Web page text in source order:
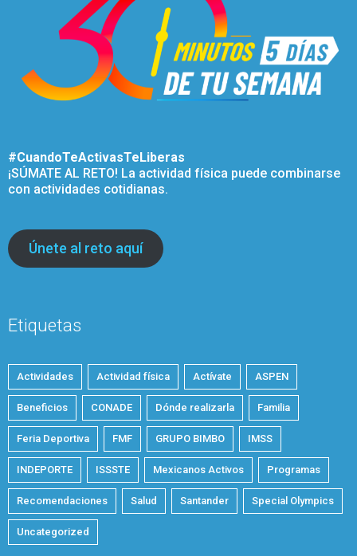
#CuandoTeActivasTeLiberas
¡SÚMATE AL RETO! La actividad física puede combinarse
con actividades cotidianas.
Únete al reto aquí
Etiquetas
Actividades Actividad física Actívate ASPEN
Beneficios CONADE Dónde realizarla Familia
Feria Deportiva FMF GRUPO BIMBO IMSS
INDEPORTE ISSSTE Mexicanos Activos Programas
Recomendaciones Salud Santander Special Olympics
Uncategorized